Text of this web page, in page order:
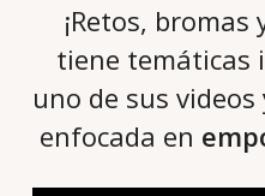
¡Retos, bromas
tiene temáticas
uno de sus
enfocada en